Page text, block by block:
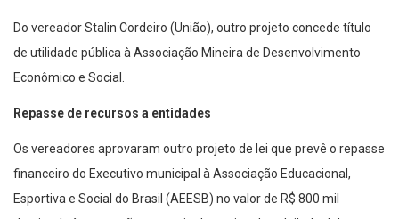
Do vereador Stalin Cordeiro (União), outro projeto concede título
de utilidade pública à Associação Mineira de Desenvolvimento
Econômico e Social.
Repasse de recursos a entidades
Os vereadores aprovaram outro projeto de lei que prevê o repasse
financeiro do Executivo municipal à Associação Educacional,
Esportiva e Social do Brasil (AEESB) no valor de R$ 800 mil